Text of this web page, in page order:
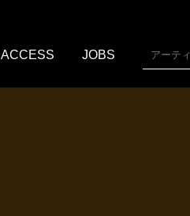
ACCESS JOBS